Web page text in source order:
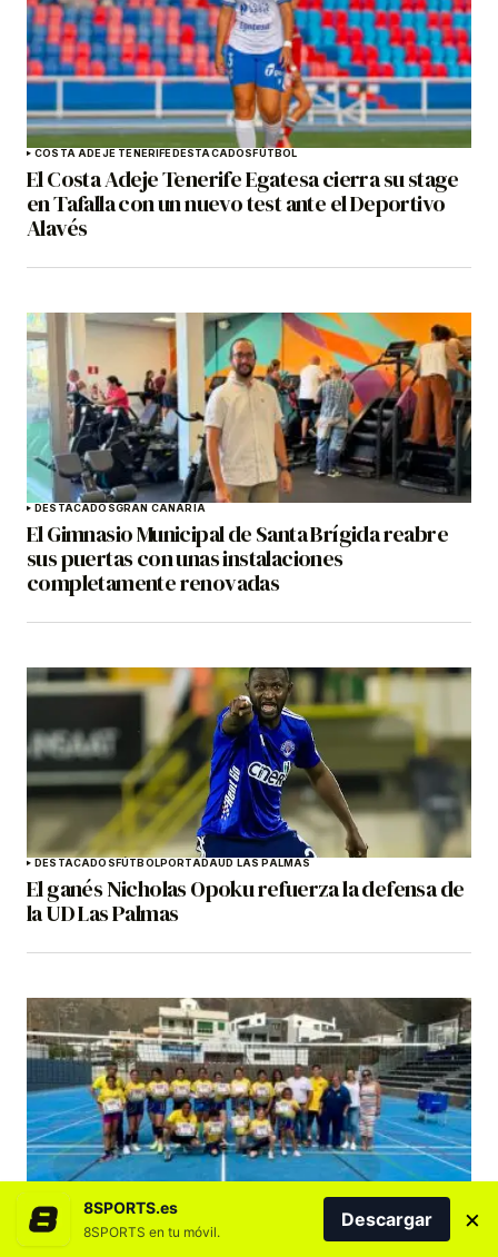
COSTA ADEJE TENERIFEDESTACADOSFÚTBOL
El Costa Adeje Tenerife Egatesa cierra su stage
en Tafalla con un nuevo test ante el Deportivo
Alavés
DESTACADOSGRAN CANARIA
El Gimnasio Municipal de Santa Brígida reabre
sus puertas con unas instalaciones
completamente renovadas
DESTACADOSFÚTBOLPORTADAUD LAS PALMAS
El ganés Nicholas Opoku refuerza la defensa de
la UD Las Palmas
CV GUAGUAS
El CV Guaguas expande sus campus de verano a
tres núcleos
8SPORTS.es
8SPORTS en tu móvil.
Descargar ×